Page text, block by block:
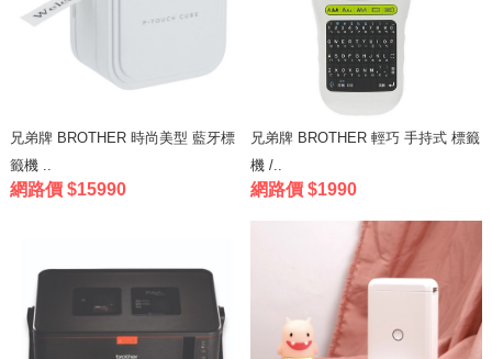
兄弟牌 BROTHER 時尚美型 藍牙標
籤機 ..
網路價 $15990
兄弟牌 BROTHER 輕巧 手持式 標籤
機 /..
網路價 $1990